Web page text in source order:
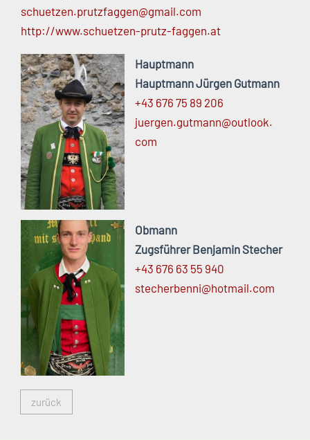
schuetzen.prutzfaggen@gmail.com
http://www.schuetzen-prutz-faggen.at
Hauptmann
Hauptmann Jürgen Gutmann
+43 676 75 89 206
juergen.gutmann@outlook.
com
Obmann
Zugsführer Benjamin Stecher
+43 676 63 55 940
stecherbenni@hotmail.com
zurück